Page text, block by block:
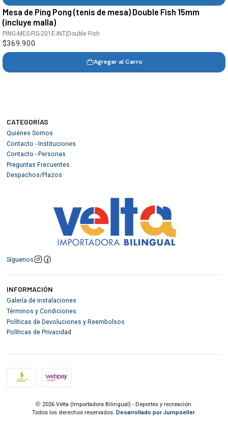
Mesa de Ping Pong (tenis de mesa) Double Fish 15mm
(incluye malla)
PING-MES-FIS-201E-INT Double Fish
$369.900
Agregar al Carro
CATEGORÍAS
Quiénes Somos
Contacto - Instituciones
Contacto - Personas
Preguntas Frecuentes
Despachos/Plazos
Síguenos
INFORMACIÓN
Galería de instalaciones
Términos y Condiciones
Políticas de Devoluciones y Reembolsos
Políticas de Privacidad
2026 Velta (Importadora Bilingual) - Deportes y recreación.
Todos los derechos reservados. Desarrollado por Jumpseller.